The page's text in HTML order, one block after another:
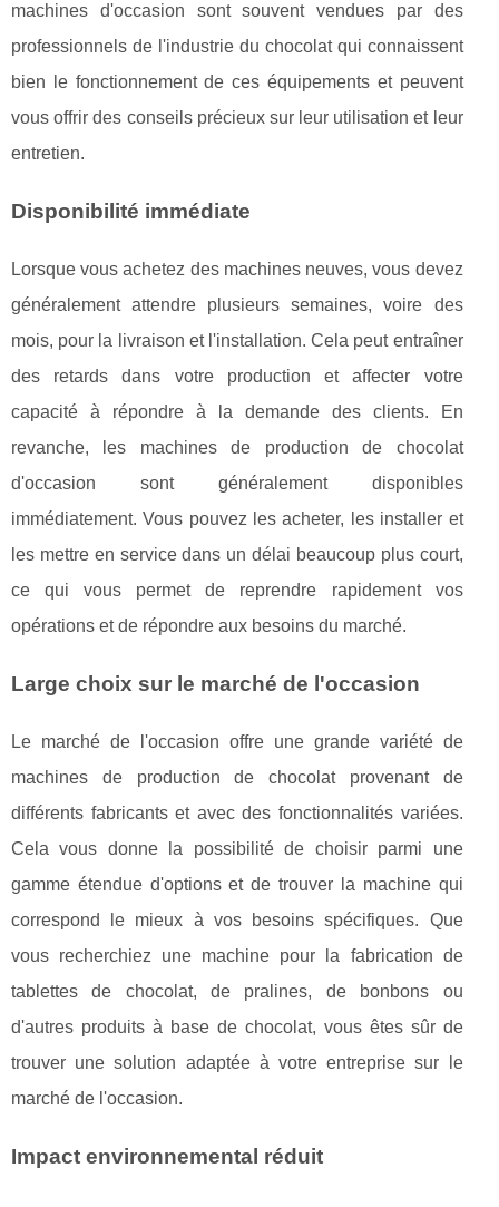
machines d'occasion sont souvent vendues par des
professionnels de l'industrie du chocolat qui connaissent
bien le fonctionnement de ces équipements et peuvent
vous offrir des conseils précieux sur leur utilisation et leur
entretien.
Disponibilité immédiate
Lorsque vous achetez des machines neuves, vous devez
généralement attendre plusieurs semaines, voire des
mois, pour la livraison et l'installation. Cela peut entraîner
des retards dans votre production et affecter votre
capacité à répondre à la demande des clients. En
revanche, les machines de production de chocolat
d'occasion sont généralement disponibles
immédiatement. Vous pouvez les acheter, les installer et
les mettre en service dans un délai beaucoup plus court,
ce qui vous permet de reprendre rapidement vos
opérations et de répondre aux besoins du marché.
Large choix sur le marché de l'occasion
Le marché de l'occasion offre une grande variété de
machines de production de chocolat provenant de
différents fabricants et avec des fonctionnalités variées.
Cela vous donne la possibilité de choisir parmi une
gamme étendue d'options et de trouver la machine qui
correspond le mieux à vos besoins spécifiques. Que
vous recherchiez une machine pour la fabrication de
tablettes de chocolat, de pralines, de bonbons ou
d'autres produits à base de chocolat, vous êtes sûr de
trouver une solution adaptée à votre entreprise sur le
marché de l'occasion.
Impact environnemental réduit